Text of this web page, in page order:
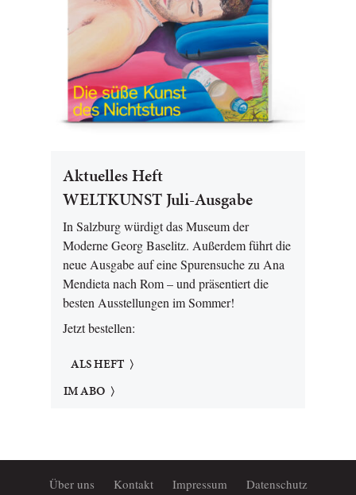
Aktuelles Heft
WELTKUNST Juli-Ausgabe
In Salzburg würdigt das Museum der
Moderne Georg Baselitz. Außerdem führt die
neue Ausgabe auf eine Spurensuche zu Ana
Mendieta nach Rom – und präsentiert die
besten Ausstellungen im Sommer!
Jetzt bestellen:
ALS HEFT
IM ABO
Über uns Kontakt Impressum Datenschutz